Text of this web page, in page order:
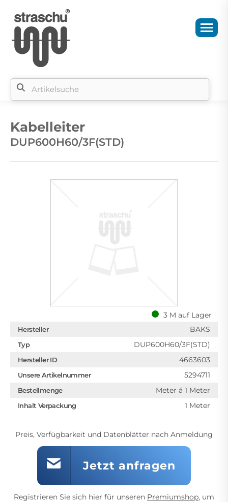
Kabelleiter
DUP600H60/3F(STD)
3 M auf Lager
Hersteller BAKS
Typ DUP600H60/3F(STD)
Hersteller ID 4663603
Unsere Artikelnummer 5294711
Bestellmenge Meter á 1 Meter
Inhalt Verpackung 1 Meter
Preis, Verfügbarkeit und Datenblätter nach Anmeldung
Jetzt anfragen
Registrieren Sie sich hier für unseren Premiumshop, um